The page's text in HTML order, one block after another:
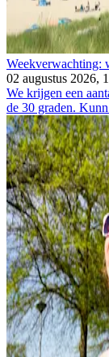
Weekverwachting:
02 augustus 2026,
We krijgen een
de 30 graden.